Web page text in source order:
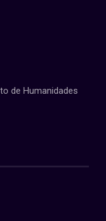
de Humanidades